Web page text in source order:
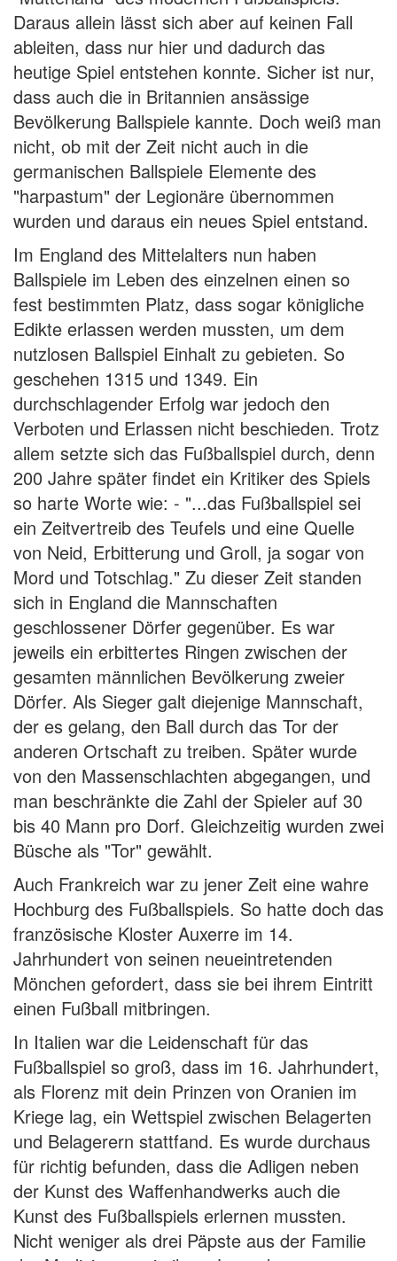
Daraus allein lässt sich aber auf keinen Fall
ableiten, dass nur hier und dadurch das
heutige Spiel entstehen konnte. Sicher ist nur,
dass auch die in Britannien ansässige
Bevölkerung Ballspiele kannte. Doch weiß man
nicht, ob mit der Zeit nicht auch in die
germanischen Ballspiele Elemente des
"harpastum" der Legionäre übernommen
wurden und daraus ein neues Spiel entstand.
Im England des Mittelalters nun haben
Ballspiele im Leben des einzelnen einen so
fest bestimmten Platz, dass sogar königliche
Edikte erlassen werden mussten, um dem
nutzlosen Ballspiel Einhalt zu gebieten. So
geschehen 1315 und 1349. Ein
durchschlagender Erfolg war jedoch den
Verboten und Erlassen nicht beschieden. Trotz
allem setzte sich das Fußballspiel durch, denn
200 Jahre später findet ein Kritiker des Spiels
so harte Worte wie: - "...das Fußballspiel sei
ein Zeitvertreib des Teufels und eine Quelle
von Neid, Erbitterung und Groll, ja sogar von
Mord und Totschlag." Zu dieser Zeit standen
sich in England die Mannschaften
geschlossener Dörfer gegenüber. Es war
jeweils ein erbittertes Ringen zwischen der
gesamten männlichen Bevölkerung zweier
Dörfer. Als Sieger galt diejenige Mannschaft,
der es gelang, den Ball durch das Tor der
anderen Ortschaft zu treiben. Später wurde
von den Massenschlachten abgegangen, und
man beschränkte die Zahl der Spieler auf 30
bis 40 Mann pro Dorf. Gleichzeitig wurden zwei
Büsche als "Tor" gewählt.
Auch Frankreich war zu jener Zeit eine wahre
Hochburg des Fußballspiels. So hatte doch das
französische Kloster Auxerre im 14.
Jahrhundert von seinen neueintretenden
Mönchen gefordert, dass sie bei ihrem Eintritt
einen Fußball mitbringen.
In Italien war die Leidenschaft für das
Fußballspiel so groß, dass im 16. Jahrhundert,
als Florenz mit dein Prinzen von Oranien im
Kriege lag, ein Wettspiel zwischen Belagerten
und Belagerern stattfand. Es wurde durchaus
für richtig befunden, dass die Adligen neben
der Kunst des Waffenhandwerks auch die
Kunst des Fußballspiels erlernen mussten.
Nicht weniger als drei Päpste aus der Familie